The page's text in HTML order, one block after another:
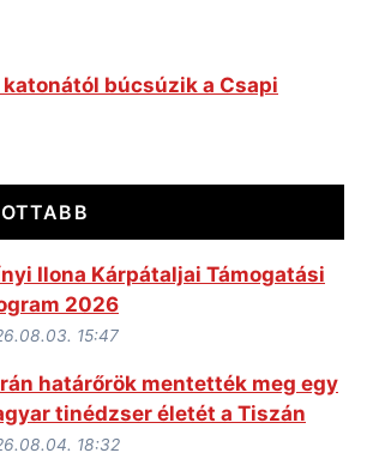
búcsúzik a Csapi
Ilona Kárpátaljai Támogatási
2026
15:47
határőrök mentették meg egy
tinédzser életét a Tiszán
18:32